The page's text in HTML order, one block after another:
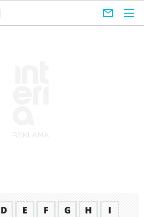
D E F G H
I